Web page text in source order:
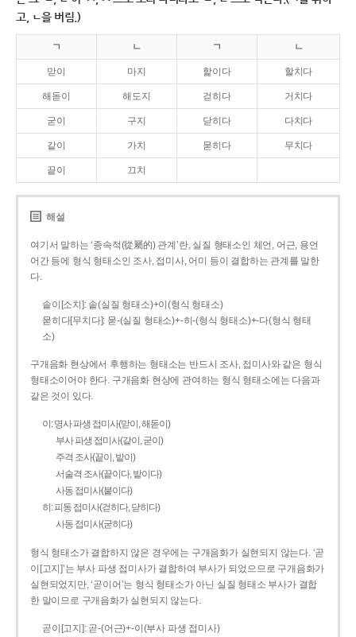
고, ㄴ을 버림.)
ㄱ ㄴ ㄱ ㄴ
맏이 마지 핥이다 할치다
해돋이 해도지 걷히다 거치다
굳이 구지 닫히다 다치다
같이 가치 묻히다 무치다
끝이 끄치
해설
여기서 말하는 ‘종속적(從屬的) 관계’란, 실질 형태소인 체언, 어근, 용언
어간 등에 형식 형태소인 조사, 접미사, 어미 등이 결합하는 관계를 말한
다.
솥이[소치]: 솥(실질 형태소)+이(형식 형태소)
묻히다[무치다]: 묻­-(실질 형태소)+­-히­-(형식 형태소)+-다(형식 형태
소)
구개음화 현상에서 후행하는 형태소는 반드시 조사, 접미사와 같은 형식
형태소이어야 한다. 구개음화 현상에 관여하는 형식 형태소에는 다음과
같은 것이 있다.
이: 명사 파생 접미사(맏이, 해돋이)
부사 파생 접미사(같이, 굳이)
주격 조사(끝이, 밭이)
서술격 조사(끝이다, 밭이다)
사동 접미사(붙이다)
히: 피동 접미사(걷히다, 닫히다)
사동 접미사(굳히다)
형식 형태소가 결합하지 않은 경우에는 구개음화가 실현되지 않는다. ‘곧
이[고지]’는 부사 파생 접미사가 결합하여 부사가 되었으므로 구개음화가
실현되었지만, ‘곧이어’는 형식 형태소가 아닌 실질 형태소 부사가 결합
한 말이므로 구개음화가 실현되지 않는다.
곧이[고지]: 곧-­(어근)+­-이(부사 파생 접미사)